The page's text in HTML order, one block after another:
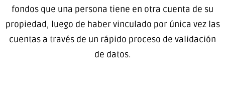
fondos que una persona tiene en otra cuenta de su
propiedad, luego de haber vinculado por única vez las
cuentas a través de un rápido proceso de validación
de datos.